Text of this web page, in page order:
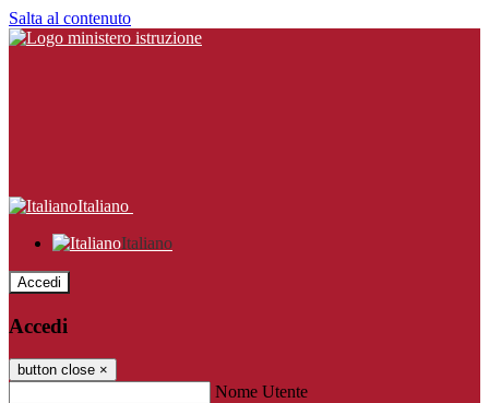
Salta al contenuto
Italiano
Italiano
Accedi
Accedi
button close ×
Nome Utente